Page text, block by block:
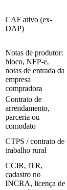
CAF ativo (ex-
DAP)
Notas de produtor:
bloco, NFP-e,
notas de entrada da
empresa
compradora
Contrato de
arrendamento,
parceria ou
comodato
CTPS / contrato de
trabalho rural
CCIR, ITR,
cadastro no
INCRA, licença de